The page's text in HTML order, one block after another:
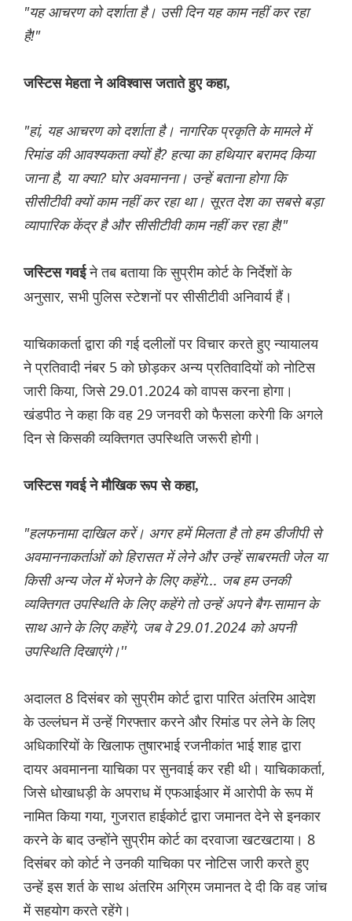
"यह आचरण को दर्शाता है। उसी दिन यह काम नहीं कर रहा
है!"
जस्टिस मेहता ने अविश्वास जताते हुए कहा,
"हां, यह आचरण को दर्शाता है। नागरिक प्रकृति के मामले में
रिमांड की आवश्यकता क्यों है? हत्या का हथियार बरामद किया
जाना है, या क्या? घोर अवमानना। उन्हें बताना होगा कि
सीसीटीवी क्यों काम नहीं कर रहा था। सूरत देश का सबसे बड़ा
व्यापारिक केंद्र है और सीसीटीवी काम नहीं कर रहा है!"
जस्टिस गवईने तब बताया कि सुप्रीम कोर्ट के निर्देशों के
अनुसार, सभी पुलिस स्टेशनों पर सीसीटीवी अनिवार्य हैं।
याचिकाकर्ता द्वारा की गई दलीलों पर विचार करते हुए न्यायालय
ने प्रतिवादी नंबर 5 को छोड़कर अन्य प्रतिवादियों को नोटिस
जारी किया, जिसे 29.01.2024 को वापस करना होगा।
खंडपीठ ने कहा कि वह 29 जनवरी को फैसला करेगी कि अगले
दिन से किसकी व्यक्तिगत उपस्थिति जरूरी होगी।
जस्टिस गवई ने मौखिक रूप से कहा,
"हलफनामा दाखिल करें। अगर हमें मिलता है तो हम डीजीपी से
अवमाननाकर्ताओं को हिरासत में लेने और उन्हें साबरमती जेल या
किसी अन्य जेल में भेजने के लिए कहेंगे... जब हम उनकी
व्यक्तिगत उपस्थिति के लिए कहेंगे तो उन्हें अपने बैग-सामान के
साथ आने के लिए कहेंगे, जब वे 29.01.2024 को अपनी
उपस्थिति दिखाएंगे।''
अदालत 8 दिसंबर को सुप्रीम कोर्ट द्वारा पारित अंतरिम आदेश
के उल्लंघन में उन्हें गिरफ्तार करने और रिमांड पर लेने के लिए
अधिकारियों के खिलाफ तुषारभाई रजनीकांत भाई शाह द्वारा
दायर अवमानना याचिका पर सुनवाई कर रही थी। याचिकाकर्ता,
जिसे धोखाधड़ी के अपराध में एफआईआर में आरोपी के रूप में
नामित किया गया, गुजरात हाईकोर्ट द्वारा जमानत देने से इनकार
करने के बाद उन्होंने सुप्रीम कोर्ट का दरवाजा खटखटाया। 8
दिसंबर को कोर्ट ने उनकी याचिका पर नोटिस जारी करते हुए
उन्हें इस शर्त के साथ अंतरिम अग्रिम जमानत दे दी कि वह जांच
में सहयोग करते रहेंगे।